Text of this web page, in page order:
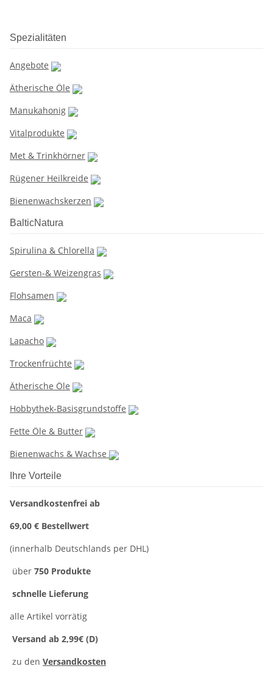
Spezialitäten
Angebote
Ätherische Öle
Manukahonig
Vitalprodukte
Met & Trinkhörner
Rügener Heilkreide
Bienenwachskerzen
BalticNatura
Spirulina & Chlorella
Gersten-& Weizengras
Flohsamen
Maca
Lapacho
Trockenfrüchte
Ätherische Öle
Hobbythek-Basisgrundstoffe
Fette Öle & Butter
Bienenwachs & Wachse
Ihre Vorteile
Versandkostenfrei ab
69,00 € Bestellwert
(innerhalb Deutschlands per DHL)
über 750 Produkte
schnelle Lieferung
alle Artikel vorrätig
Versand ab 2,99€ (D)
zu den Versandkosten